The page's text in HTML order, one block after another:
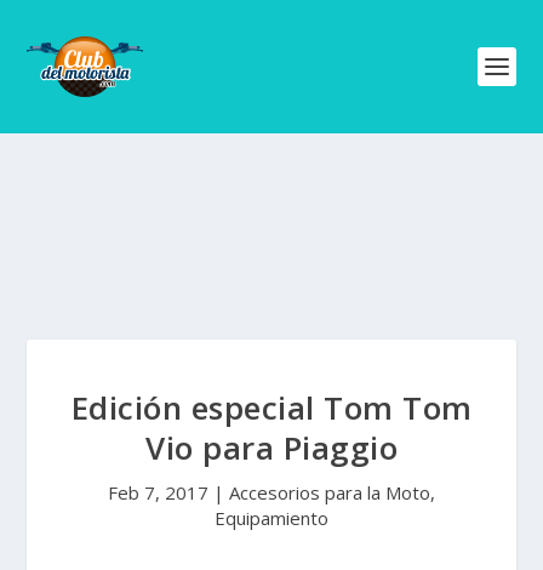
Edición especial Tom Tom
Vio para Piaggio
Feb 7, 2017 | Accesorios para la Moto,
Equipamiento